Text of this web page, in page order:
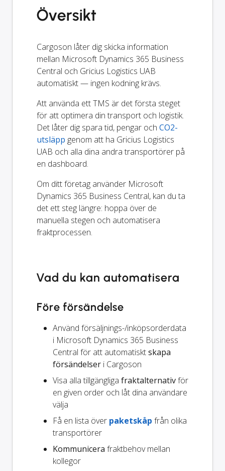
Översikt
Cargoson låter dig skicka information
mellan Microsoft Dynamics 365 Business
Central och Gricius Logistics UAB
automatiskt — ingen kodning krävs.
Att använda ett TMS är det första steget
för att optimera din transport och logistik.
Det låter dig spara tid, pengar och CO2-
utsläpp genom att ha Gricius Logistics
UAB och alla dina andra transportörer på
en dashboard.
Om ditt företag använder Microsoft
Dynamics 365 Business Central, kan du ta
det ett steg längre: hoppa över de
manuella stegen och automatisera
fraktprocessen.
Vad du kan automatisera
Före försändelse
Använd försäljnings-/inköpsorderdata
i Microsoft Dynamics 365 Business
Central för att automatisktskapa
försändelser i Cargoson
Visa alla tillgängliga fraktalternativför
en given order och låt dina användare
välja
Få en lista över paketskåp från olika
transportörer
Kommunicera fraktbehov mellan
kollegor